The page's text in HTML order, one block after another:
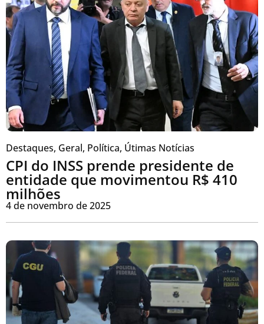
Destaques, Geral, Política, Útimas Notícias
CPI do INSS prende presidente de
entidade que movimentou R$ 410
milhões
4 de novembro de 2025